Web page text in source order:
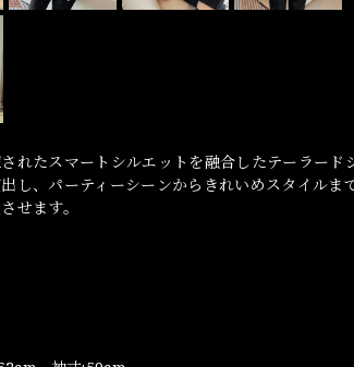
れたスマートシルエットを融合したテーラード
し、パーティーシーンからきれいめスタイルま
せます。